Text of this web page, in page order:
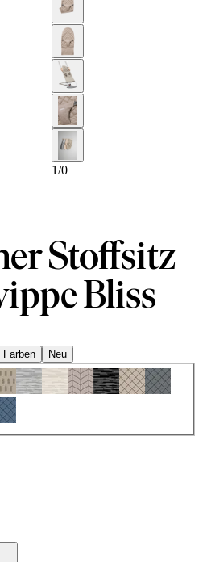
1/0
Stoffsitz
Bliss
Farben Neu